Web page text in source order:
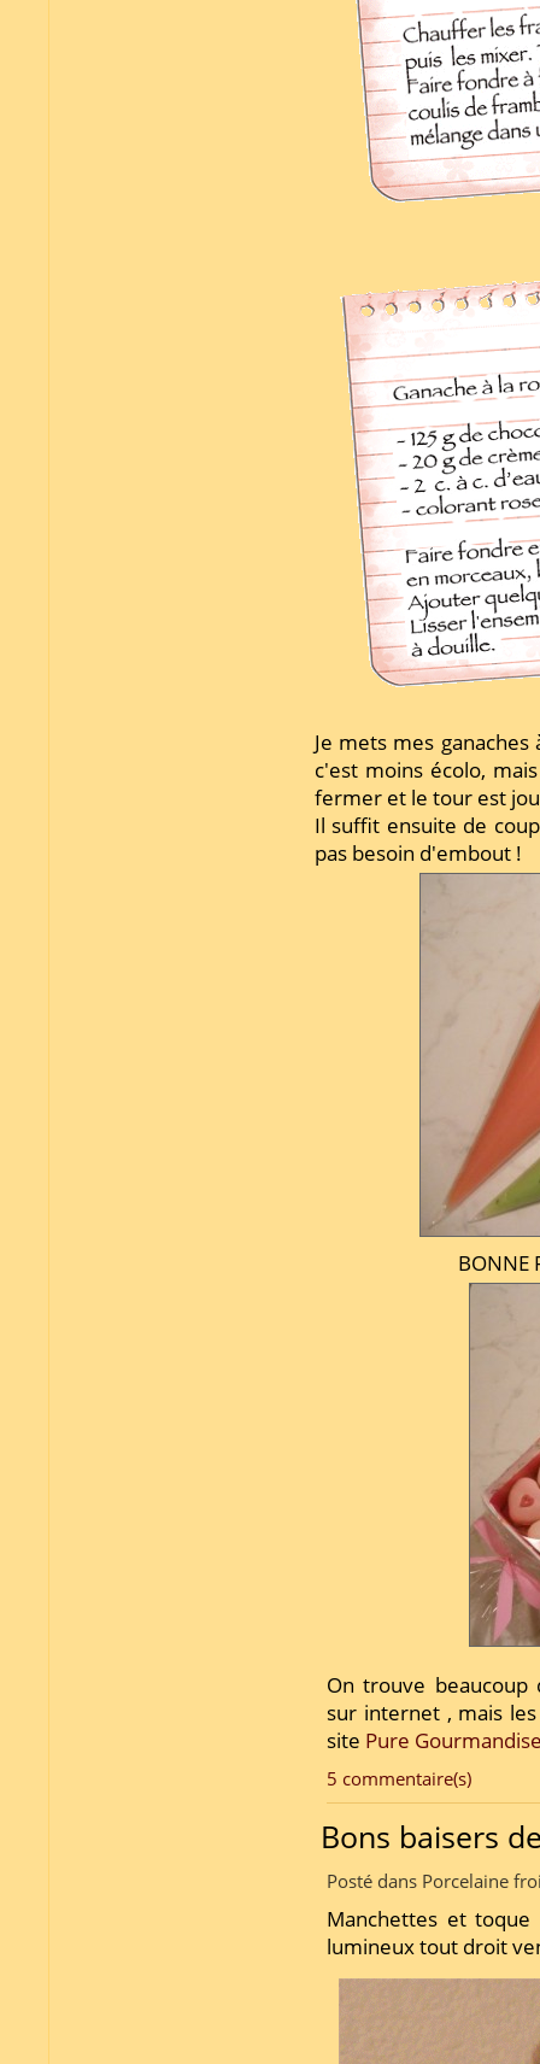
Je mets mes
c'est moins écolo,
fermer et le tour est
Il suffit ensuite de
pas besoin d'embout !
BONNE
On trouve beaucoup
sur internet , mais
site Pure
5 commentaire(s)
Bons baisers
Posté dans Porcelaine
Manchettes et
lumineux tout droit